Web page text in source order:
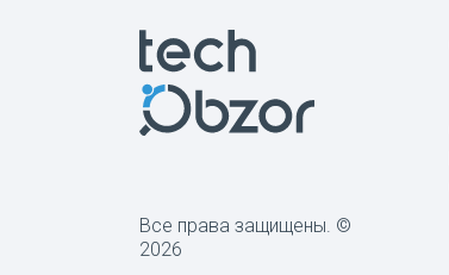
Все права защищены. ©
2026